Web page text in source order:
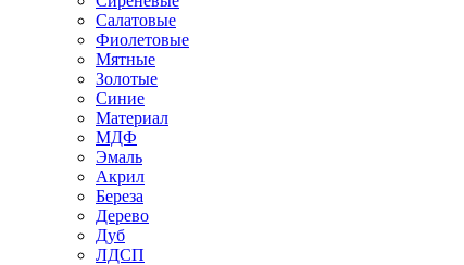
Салатовые
Фиолетовые
Мятные
Золотые
Синие
Материал
МДФ
Эмаль
Акрил
Береза
Дерево
Дуб
ЛДСП